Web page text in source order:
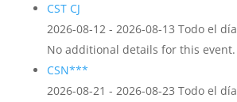
CST CJ
2026-08-12 - 2026-08-13 Todo el día
No additional details for this event.
CSN***
2026-08-21 - 2026-08-23 Todo el día